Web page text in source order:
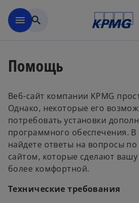
menu search
Помощь
Веб-сайт компании KPMG
Однако, некоторые его
потребовать установки
программного обеспечения. В
найдете ответы на вопросы
сайтом, которые сделают
более комфортной.
Технические требования